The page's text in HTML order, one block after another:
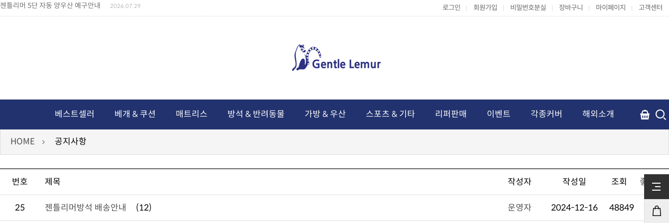
젠틀리머 5단 자동 양우산 예구안내 2026.07.29
젠틀리머 메모리제품 가격인상 안내 2026.07.27
독서쿠션 2차 예구안내 2026.08.04
로그인 회원가입 비밀번호분실 장바구니 마이페이지 고객센터
베스트셀러 베개 & 쿠션 매트리스 방석 & 반려동물 가방 & 우산 스포츠 & 기타 리퍼판매 이벤트 각종커버 해외소개
HOME 공지사항
번호 제목 작성자 작성일 조회 좋아요
25 젠틀리머방석 배송안내 (12) 운영자 2024-12-16 48849 0